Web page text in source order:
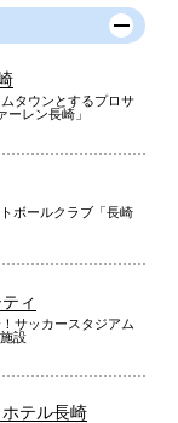
タウンとするプロサ
ーレン長崎」
ボールクラブ「長崎
ィ
サッカースタジアム
設
テル長崎